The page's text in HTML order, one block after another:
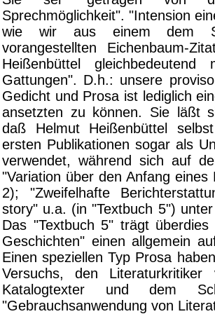
Sprechmöglichkeit". "Intension
wie wir aus einem dem
vorangestellten Eichenbaum-
Heißenbüttel
Gattungen". D.h.: unsere
Gedicht und Prosa ist lediglich
ansetzten zu können. Sie läßt
daß Helmut Heißenbüttel
ersten Publikationen sogar als
verwendet, während sich auf
"Variation über den Anfang
2); "Zweifelhafte
story" u.a. (in "Textbuch 5")
Das "Textbuch 5" trägt
Geschichten" einen allgemein
Einen speziellen Typ Prosa
Versuchs, den Literaturkritiker
Katalogtexter und dem
"Gebrauchsanwendung von